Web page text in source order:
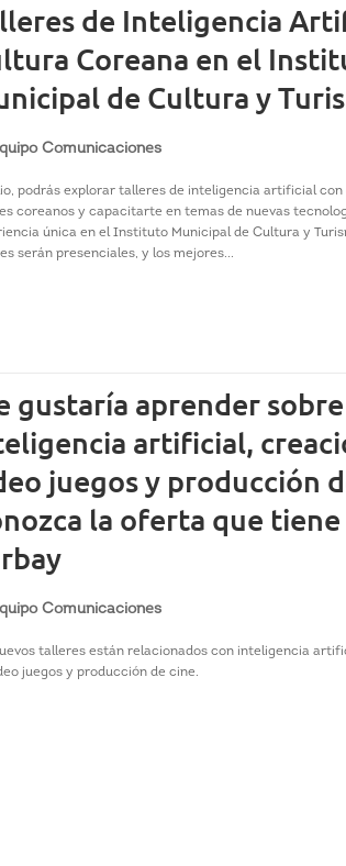
de Inteligencia
Coreana en el
de Cultura y
Comunicaciones
podrás explorar talleres de inteligencia artificial
coreanos y capacitarte en temas de nuevas
única en el Instituto Municipal de Cultura y
serán presenciales, y los mejores...
gustaría aprender sobre
artificial,
juegos y producción
la oferta que tiene
Comunicaciones
talleres están relacionados con inteligencia
juegos y producción de cine.